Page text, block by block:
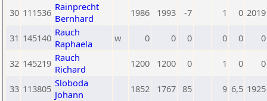
30 111536 Rainprecht
Bernhard
1986 1993 -7 1 0 2019
31 145140 Rauch
Raphaela
w 0 0 0 0 0 0
32 145219 Rauch
Richard
1200 1200 0 1 0 0
33 113805 Sloboda
Johann
1852 1767 85 9 6,5 1925